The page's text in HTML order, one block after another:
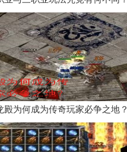
殿为何成为传奇玩家必争之地？